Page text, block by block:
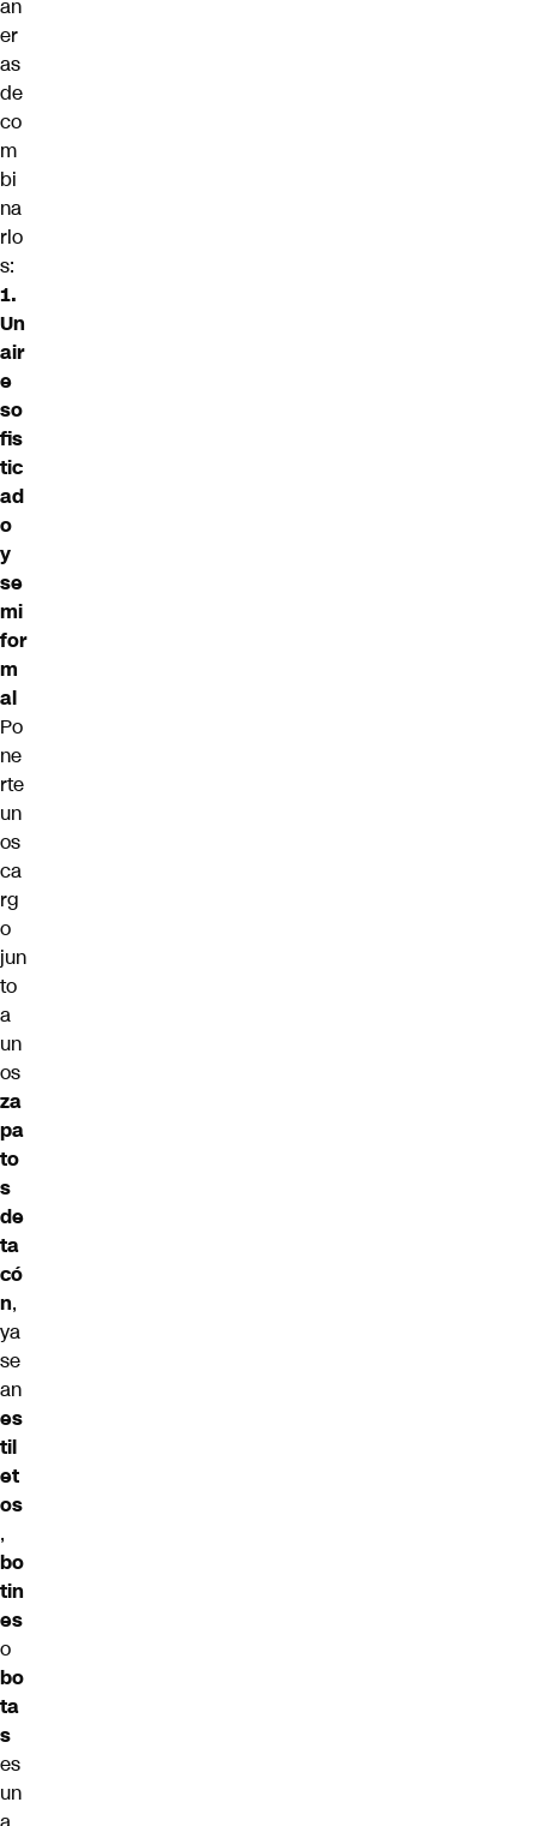
an
er
as
de
co
m
bi
na
rlo
s:
1.
Un
air
e
so
fis
tic
ad
o
y
se
mi
for
m
al
Po
ne
rte
un
os
ca
rg
o
jun
to
a
un
os
za
pa
to
s
de
ta
có
n,
ya
se
an
es
til
et
os
,
bo
tin
es
o
bo
ta
s
es
un